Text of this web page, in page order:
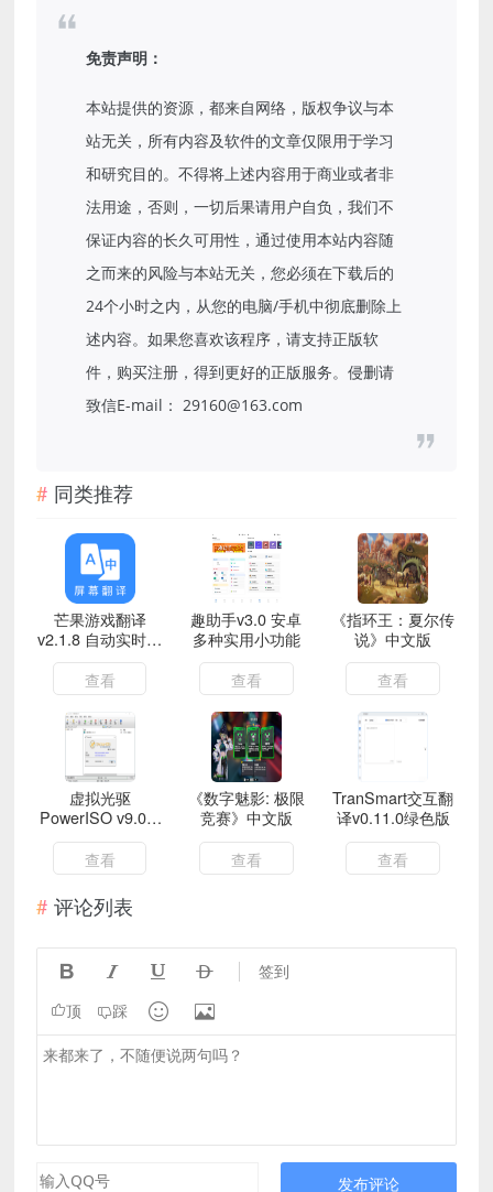
免责声明：
本站提供的资源，都来自网络，版权争议与本
站无关，所有内容及软件的文章仅限用于学习
和研究目的。不得将上述内容用于商业或者非
法用途，否则，一切后果请用户自负，我们不
保证内容的长久可用性，通过使用本站内容随
之而来的风险与本站无关，您必须在下载后的
24个小时之内，从您的电脑/手机中彻底删除上
述内容。如果您喜欢该程序，请支持正版软
件，购买注册，得到更好的正版服务。侵删请
致信E-mail： 29160@163.com
同类推荐
芒果游戏翻译
v2.1.8 自动实时翻
译屏幕
查看
趣助手v3.0 安卓
多种实用小功能
查看
《指环王：夏尔传
说》中文版
查看
虚拟光驱
PowerISO v9.0.0
绿色版
查看
《数字魅影: 极限
竞赛》中文版
查看
TranSmart交互翻
译v0.11.0绿色版
查看
评论列表
    签到
顶 踩  
发布评论